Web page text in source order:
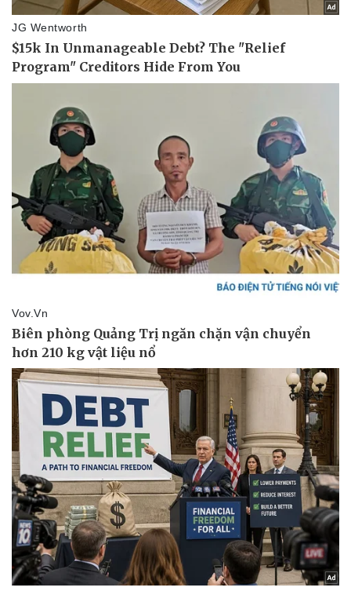
Pháp luật
Tin nóng
Tư vấn luật
Việt Nam
Phân tích